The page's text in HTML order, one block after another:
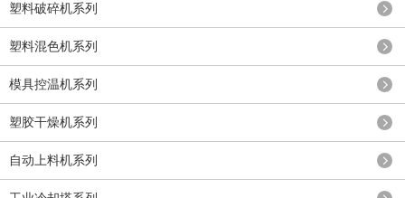
塑料破碎机系列
塑料混色机系列
模具控温机系列
塑胶干燥机系列
自动上料机系列